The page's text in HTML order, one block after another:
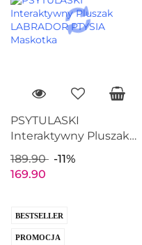
PSYTULASKI
Interaktywny Pluszak
Maskotka
189.90
-11%
169.90
BESTSELLER
PROMOCJA